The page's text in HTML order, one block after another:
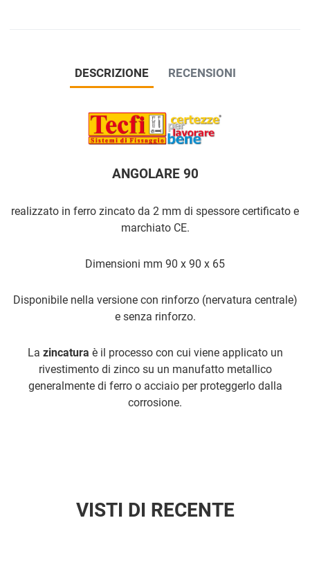
DESCRIZIONE RECENSIONI
ANGOLARE 90
realizzato in ferro zincato da 2 mm di spessore certificato e
marchiato CE.
Dimensioni mm 90 x 90 x 65
Disponibile nella versione con rinforzo (nervatura centrale)
e senza rinforzo.
La zincatura è il processo con cui viene applicato un
rivestimento di zinco su un manufatto metallico
generalmente di ferro o acciaio per proteggerlo dalla
corrosione.
VISTI DI RECENTE